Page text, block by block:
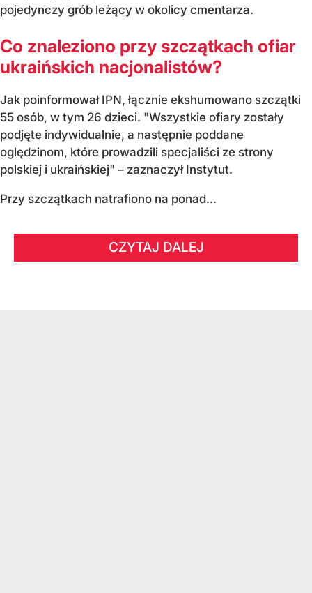
pojedynczy grób leżący w okolicy cmentarza.
Co znaleziono przy szczątkach ofiar
ukraińskich nacjonalistów?
Jak poinformował IPN, łącznie ekshumowano szczątki
55 osób, w tym 26 dzieci. "Wszystkie ofiary zostały
podjęte indywidualnie, a następnie poddane
oględzinom, które prowadzili specjaliści ze strony
polskiej i ukraińskiej" – zaznaczył Instytut.
Przy szczątkach natrafiono na ponad...
CZYTAJ DALEJ